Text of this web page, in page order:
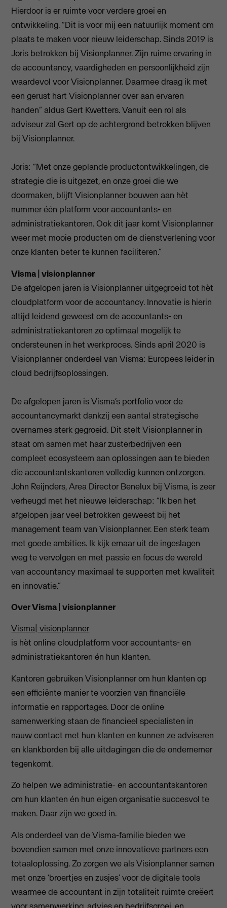
Hierdoor is er ruimte voor verdere groei en
ontwikkeling. “Dit is voor mij een natuurlijk moment om
plaats te maken voor nieuw leiderschap. Sinds 2019 is
Joris betrokken bij Visionplanner. Zijn ruime ervaring in
de accountancy, vaardigheden en persoonlijkheid zijn
waardevol voor Visionplanner. Daarmee draag ik met
een gerust hart Visionplanner over aan ervaren
handen” aldus Gert Kwetters. Vanuit een rol als
adviseur zal Gert op de achtergrond betrokken blijven
bij Visionplanner.
Joris: “Met onze geplande productontwikkelingen, de
strategie die is uitgezet, en onze groei die we
doormaken, blijft Visionplanner bouwen aan hèt
nummer één platform voor accountants- en
administratiekantoren. Ook dit jaar komt Visionplanner
weer met mooie producten om de dienstverlening voor
onze klanten beter te kunnen faciliteren.”
Visma | visionplanner
De afgelopen jaren is Visionplanner uitgegroeid tot hèt
cloudplatform voor de accountancy. Innovatie is hierin
altijd leidend geweest om de accountants- en
administratiekantoren zo optimaal mogelijk te
ondersteunen in het werkproces. Sinds april 2020 is
Visionplanner onderdeel van Visma: Europees leider in
cloud bedrijfsoplossingen.
De afgelopen jaren is Visma’s portfolio voor de
accountancymarkt dankzij een aantal strategische
overnames sterk gegroeid. Dit stelt Visionplanner in
staat om samen met haar zusterbedrijven een
compleet ecosysteem aan oplossingen aan te bieden
die accountantskantoren volledig kunnen ontzorgen.
John Reijnders, Area Director Benelux bij Visma, is zeer
verheugd met het nieuwe leiderschap: “Ik ben het
afgelopen jaar veel betrokken geweest bij het
management team van Visionplanner. Een sterk team
met goede ambities. Ik kijk ernaar uit de ingeslagen
weg te vervolgen en met passie en focus de wereld
van accountancy maximaal te supporten met kwaliteit
en innovatie.”
Over Visma | visionplanner
Visma| visionplanner
is hèt online cloudplatform voor accountants- en
administratiekantoren én hun klanten.
Kantoren gebruiken Visionplanner om hun klanten op
een efficiënte manier te voorzien van financiële
informatie en rapportages. Door de online
samenwerking staan de financieel specialisten in
nauw contact met hun klanten en kunnen ze adviseren
en klankborden bij alle uitdagingen die de ondernemer
tegenkomt.
Zo helpen we administratie- en accountantskantoren
om hun klanten én hun eigen organisatie succesvol te
maken. Daar zijn we goed in.
Als onderdeel van de Visma-familie bieden we
bovendien samen met onze innovatieve partners een
totaaloplossing. Zo zorgen we als Visionplanner samen
met onze ‘broertjes en zusjes’ voor de digitale tools
waarmee de accountant in zijn totaliteit ruimte creëert
voor samenwerking, advies en bedrijfsgroei, en